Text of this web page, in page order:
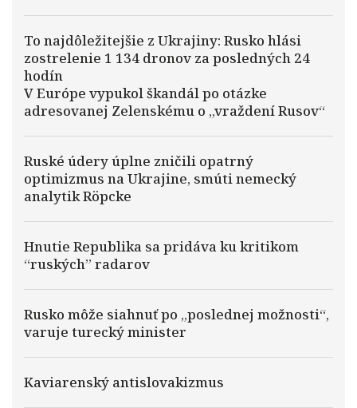
To najdôležitejšie z Ukrajiny: Rusko hlási
zostrelenie 1 134 dronov za posledných 24
hodín
V Európe vypukol škandál po otázke
adresovanej Zelenskému o „vraždení Rusov“
Ruské údery úplne zničili opatrný
optimizmus na Ukrajine, smúti nemecký
analytik Röpcke
Hnutie Republika sa pridáva ku kritikom
“ruských” radarov
Rusko môže siahnuť po „poslednej možnosti“,
varuje turecký minister
Kaviarenský antislovakizmus